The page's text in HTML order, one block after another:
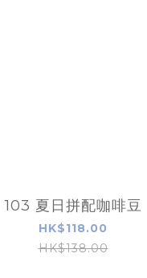
103 夏日拼配咖啡豆
HK$118.00
HK$138.00